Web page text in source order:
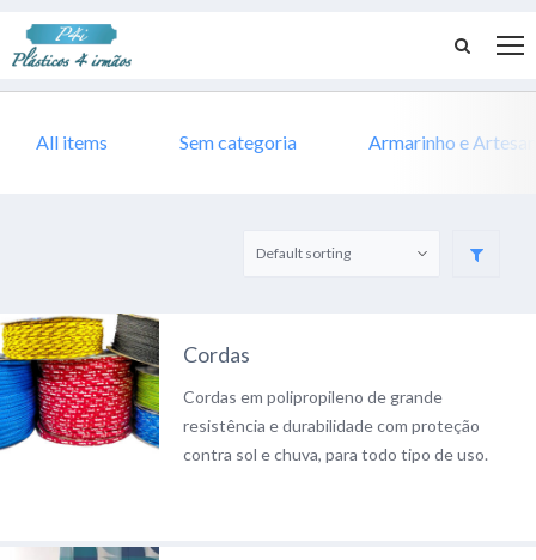
All items Sem categoria Armarinho e
Cordas
Cordas em polipropileno de grande
resistência e durabilidade com proteção
contra sol e chuva, para todo tipo de uso.